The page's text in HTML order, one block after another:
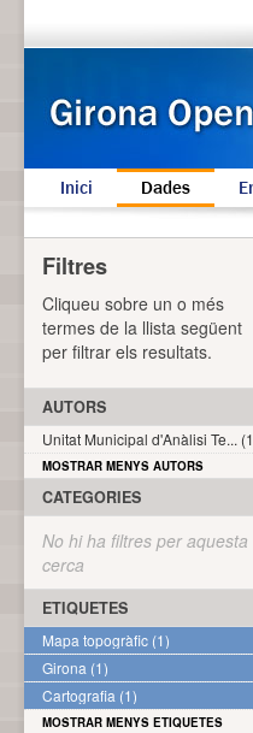
Inici Dades
Filtres
Cliqueu sobre un o més
termes de la llista següent
per filtrar els resultats.
AUTORS
Unitat Municipal d'Anàlisi Te...
MOSTRAR MENYS AUTORS
CATEGORIES
No hi ha filtres per aquesta
cerca
ETIQUETES
Mapa topogràfic (1)
Girona (1)
Cartografia (1)
MOSTRAR MENYS ETIQUETES